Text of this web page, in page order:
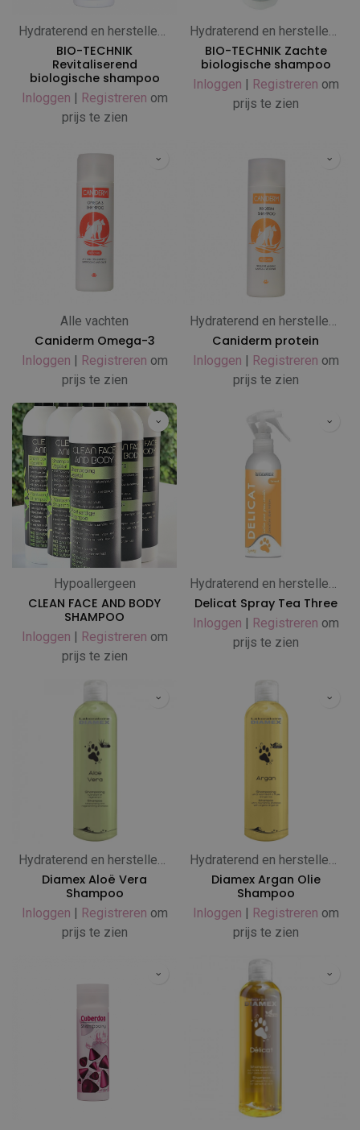
Hydraterend en herstellend
BIO-TECHNIK
Revitaliserend
biologische shampoo
Inloggen | Registreren om
prijs te zien
Hydraterend en herstellend
BIO-TECHNIK Zachte
biologische shampoo
Inloggen | Registreren om
prijs te zien
Alle vachten
Caniderm Omega-3
Inloggen | Registreren om
prijs te zien
Hydraterend en herstellend
Caniderm protein
Inloggen | Registreren om
prijs te zien
Hypoallergeen
CLEAN FACE AND BODY
SHAMPOO
Inloggen | Registreren om
prijs te zien
Hydraterend en herstellend
Delicat Spray Tea Three
Inloggen | Registreren om
prijs te zien
Hydraterend en herstellend
Diamex Aloë Vera
Shampoo
Inloggen | Registreren om
prijs te zien
Hydraterend en herstellend
Diamex Argan Olie
Shampoo
Inloggen | Registreren om
prijs te zien